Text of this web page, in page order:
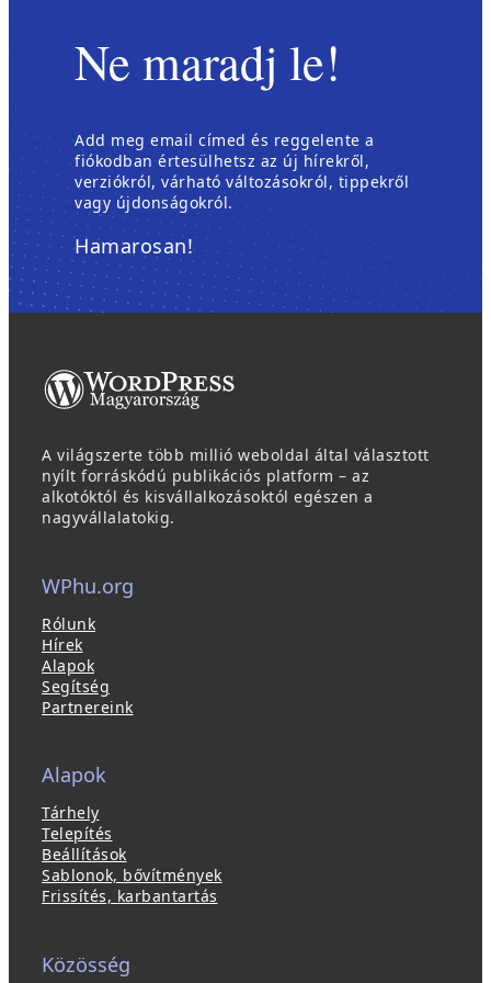
Ne maradj le!
Add meg email címed és reggelente a
fiókodban értesülhetsz az új hírekről,
verziókról, várható változásokról, tippekről
vagy újdonságokról.
Hamarosan!
A világszerte több millió weboldal által választott
nyílt forráskódú publikációs platform – az
alkotóktól és kisvállalkozásoktól egészen a
nagyvállalatokig.
WPhu.org
Rólunk
Hírek
Alapok
Segítség
Partnereink
Alapok
Tárhely
Telepítés
Beállítások
Sablonok, bővítmények
Frissítés, karbantartás
Közösség